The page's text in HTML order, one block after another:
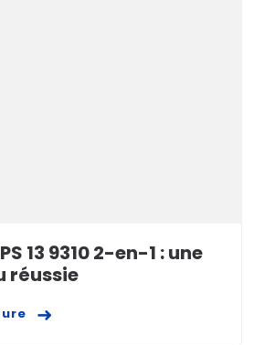
13 9310 2-en-1 : une
réussie